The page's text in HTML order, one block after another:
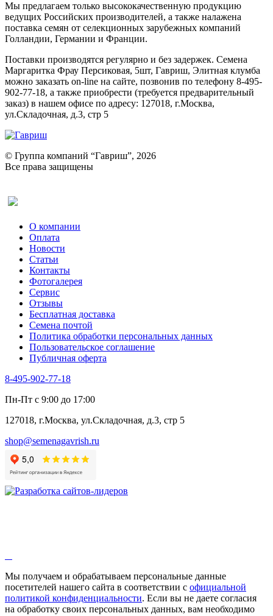
Мы предлагаем только высококачественную продукцию
ведущих Российских производителей, а также налажена
поставка семян от селекционных зарубежных компаний
Голландии, Германии и Франции.
Поставки производятся регулярно и без задержек. Семена
Маргаритка Фрау Персиковая, 5шт, Гавриш, Элитная клумба
можно заказать on-line на сайте, позвонив по телефону 8-495-
902-77-18, а также приобрести (требуется предварительный
заказ) в нашем офисе по адресу: 127018, г.Москва,
ул.Складочная, д.3, стр 5
© Группа компаний “Гавриш”, 2026
Все права защищены
О компании
Оплата
Новости
Статьи
Контакты
Фотогалерея​
Сервис
Отзывы
Бесплатная доставка
Семена почтой
Политика обработки персональных данных
Пользовательское соглашение
Публичная оферта
8-495-902-77-18
Пн-Пт с 9:00 до 17:00
127018, г.Москва, ул.Складочная, д.3, стр 5
shop@semenagavrish.ru
Мы получаем и обрабатываем персональные данные
посетителей нашего сайта в соответствии с официальной
политикой конфиденциальности. Если вы не даете согласия
на обработку своих персональных данных, вам необходимо